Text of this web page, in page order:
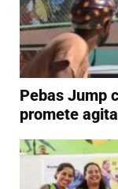
Pebas Jump
promete